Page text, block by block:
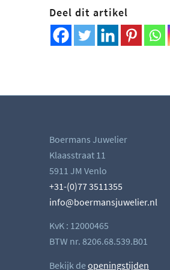
Deel dit artikel
Boermans Juwelier
Klaasstraat 11
5911 JM Venlo
+31-(0)77 3511355
info@boermansjuwelier.nl
KvK : 12000465
BTW nr. 8206.68.539.B01
Bekijk deopeningstijden